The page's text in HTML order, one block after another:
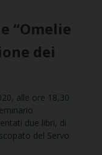
“Omelie
dei
alle ore 18,30
due libri, di
del Servo